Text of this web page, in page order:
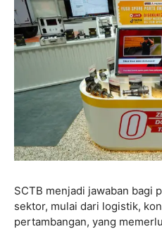
SCTB menjadi jawaban bagi
sektor, mulai dari logistik,
pertambangan, yang